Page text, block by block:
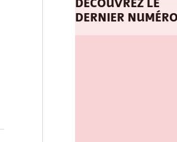
DÉCOUVREZ LE
DERNIER NUMÉRO